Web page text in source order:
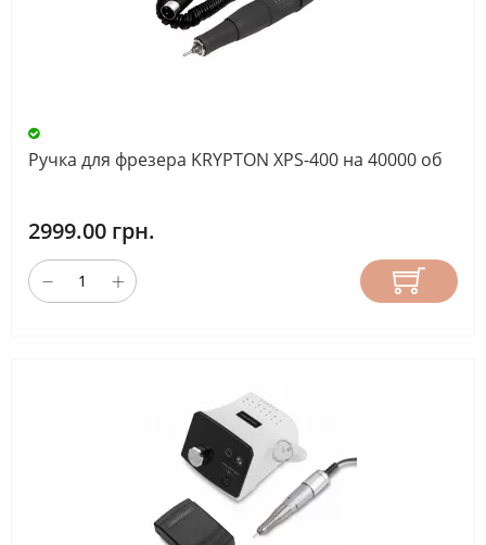
Ручка для фрезера KRYPTON XPS-400 на 40000 об
2999.00 грн.